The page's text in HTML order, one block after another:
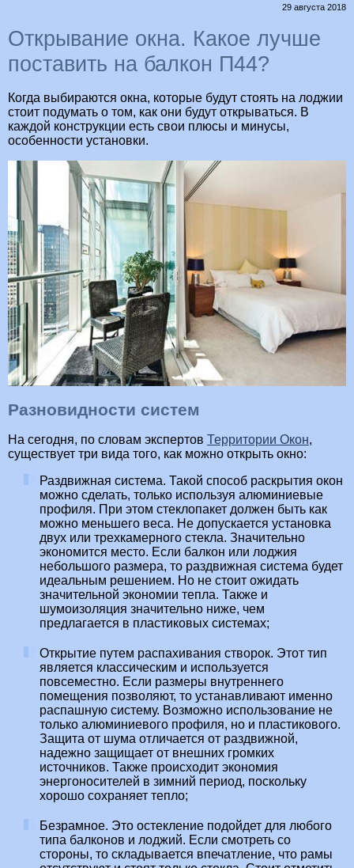
29 августа 2018
Открывание окна. Какое лучше
поставить на балкон П44?
Когда выбираются окна, которые будут стоять на лоджии
стоит подумать о том, как они будут открываться. В
каждой конструкции есть свои плюсы и минусы,
особенности установки.
Разновидности систем
На сегодня, по словам экспертов Территории Окон,
существует три вида того, как можно открыть окно:
Раздвижная система. Такой способ раскрытия окон
можно сделать, только используя алюминиевые
профиля. При этом стеклопакет должен быть как
можно меньшего веса. Не допускается установка
двух или трехкамерного стекла. Значительно
экономится место. Если балкон или лоджия
небольшого размера, то раздвижная система будет
идеальным решением. Но не стоит ожидать
значительной экономии тепла. Также и
шумоизоляция значительно ниже, чем
предлагается в пластиковых системах;
Открытие путем распахивания створок. Этот тип
является классическим и используется
повсеместно. Если размеры внутреннего
помещения позволяют, то устанавливают именно
распашную систему. Возможно использование не
только алюминиевого профиля, но и пластикового.
Защита от шума отличается от раздвижной,
надежно защищает от внешних громких
источников. Также происходит экономия
энергоносителей в зимний период, поскольку
хорошо сохраняет тепло;
Безрамное. Это остекление подойдет для любого
типа балконов и лоджий. Если смотреть со
стороны, то складывается впечатление, что рамы